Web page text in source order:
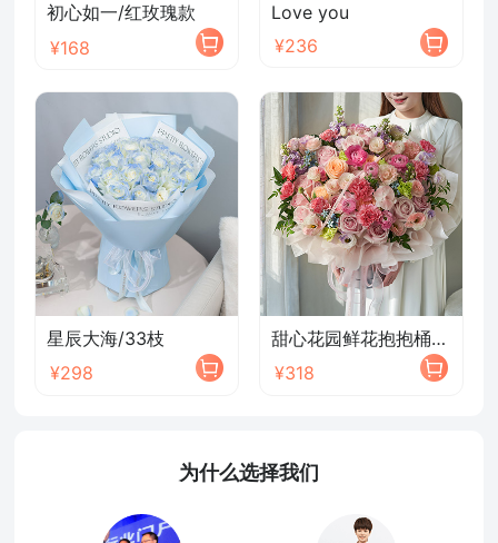
初心如一/红玫瑰款
¥168
Love you
¥236
星辰大海/33枝
¥298
甜心花园鲜花抱抱桶/2026新款
¥318
为什么选择我们